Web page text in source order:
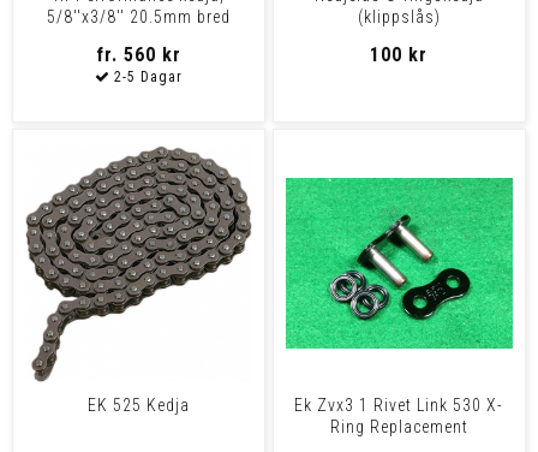
5/8''x3/8'' 20.5mm bred
fr. 560 kr
(klippslås)
100 kr
EK 525 Kedja
Ek Zvx3 1 Rivet Link 530 X-
Ring Replacement